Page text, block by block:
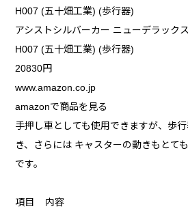
H007 (五十畑工業) (歩行器)
アシストシルバーカー ニューデラック
H007 (五十畑工業) (歩行器)
20830円
www.amazon.co.jp
amazonで商品を見る
手押し車としても使用できますが、歩
き、さらには キャスターの動きもとて
です。
項目 内容